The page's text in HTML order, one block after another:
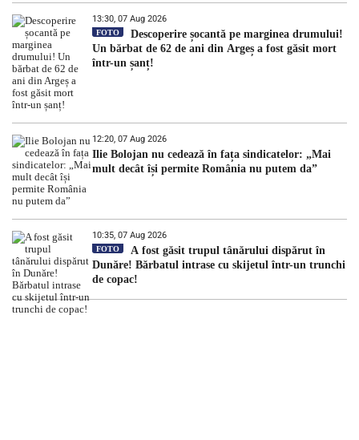
13:30, 07 Aug 2026
FOTO
Descoperire șocantă pe marginea drumului!
Un bărbat de 62 de ani din Argeș a fost găsit mort
într-un șanț!
12:20, 07 Aug 2026
Ilie Bolojan nu cedează în fața sindicatelor: „Mai
mult decât își permite România nu putem da”
10:35, 07 Aug 2026
FOTO
A fost găsit trupul tânărului dispărut în
Dunăre! Bărbatul intrase cu skijetul într-un trunchi
de copac!